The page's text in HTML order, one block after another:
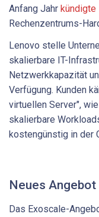
Anfang Jahr kündigte
Rechenzentrums-
Lenovo stelle
skalierbare IT-
Netzwerkkapazität
Verfügung. Kunden
virtuellen Server",
skalierbare
kostengünstig in der
Neues
Das Exoscale-